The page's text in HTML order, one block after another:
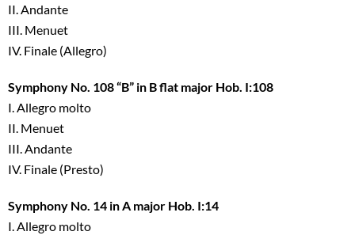
II. Andante
III. Menuet
IV. Finale (Allegro)
Symphony No. 108 “B” in B flat major Hob. I:108
I. Allegro molto
II. Menuet
III. Andante
IV. Finale (Presto)
Symphony No. 14 in A major Hob. I:14
I. Allegro molto